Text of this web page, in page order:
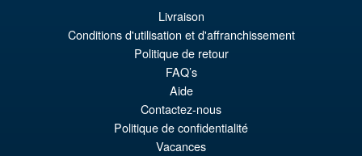
Livraison
Conditions d'utilisation et d'affranchissement
Politique de retour
FAQ’s
Aide
Contactez-nous
Politique de confidentialité
Vacances